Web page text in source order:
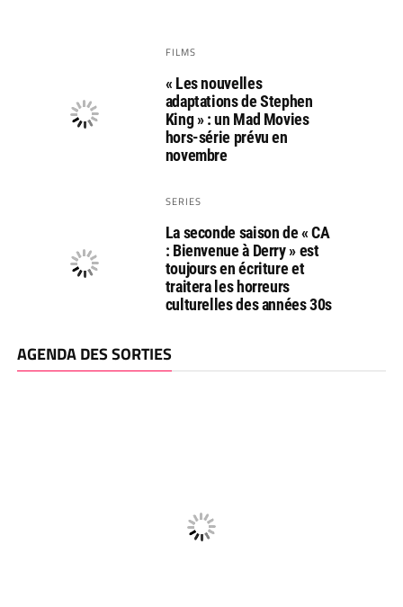
FILMS
« Les nouvelles
adaptations de Stephen
King » : un Mad Movies
hors-série prévu en
novembre
SERIES
La seconde saison de « CA
: Bienvenue à Derry » est
toujours en écriture et
traitera les horreurs
culturelles des années 30s
AGENDA DES SORTIES